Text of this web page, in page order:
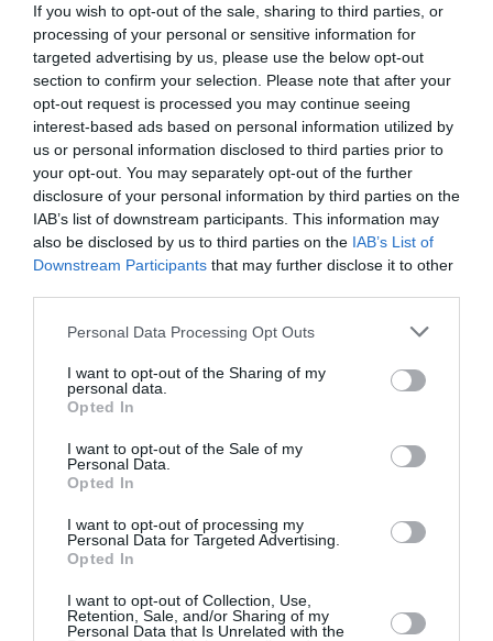
If you wish to opt-out of the sale, sharing to third parties, or
processing of your personal or sensitive information for
targeted advertising by us, please use the below opt-out
section to confirm your selection. Please note that after your
opt-out request is processed you may continue seeing
interest-based ads based on personal information utilized by
us or personal information disclosed to third parties prior to
your opt-out. You may separately opt-out of the further
disclosure of your personal information by third parties on the
IAB’s list of downstream participants. This information may
also be disclosed by us to third parties on the IAB’s List of
Downstream Participants that may further disclose it to other
Personal Data Processing Opt Outs
I want to opt-out of the Sharing of my
personal data.
Opted In
I want to opt-out of the Sale of my
Personal Data.
Opted In
I want to opt-out of processing my
Personal Data for Targeted Advertising.
Opted In
I want to opt-out of Collection, Use,
Retention, Sale, and/or Sharing of my
Personal Data that Is Unrelated with the
DERNIERS COMMENTAIRES
a commenté l'article :
Contrôles aux frontières entre l’Espagne et l’Italie : des
Flynas ouvre une ligne directe entre Médine et
Bruxelles